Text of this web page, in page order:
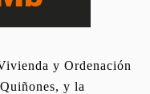
y Ordenación
y la